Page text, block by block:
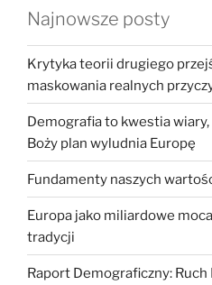
Najnowsze posty
Krytyka teorii drugiego
maskowania realnych
Demografia to kwestia
Boży plan wyludnia Europę
Fundamenty naszych
Europa jako miliardowe
tradycji
Raport Demograficzny: